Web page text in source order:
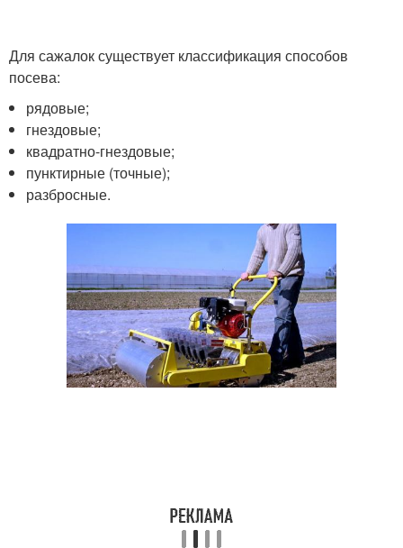
Для сажалок существует классификация способов
посева:
рядовые;
гнездовые;
квадратно-гнездовые;
пунктирные (точные);
разбросные.